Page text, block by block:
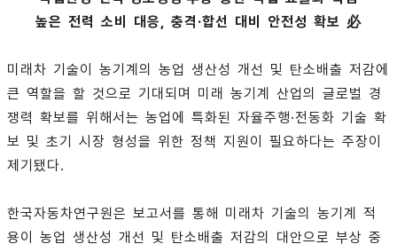
높은 전력 소비 대응, 충격·합선 대비 안전성 확보 必
미래차 기술이 농기계의 농업 생산성 개선 및 탄소배출 저감에
큰 역할을 할 것으로 기대되며 미래 농기계 산업의 글로벌 경
쟁력 확보를 위해서는 농업에 특화된 자율주행·전동화 기술 확
보 및 초기 시장 형성을 위한 정책 지원이 필요하다는 주장이
제기됐다.
한국자동차연구원은 보고서를 통해 미래차 기술의 농기계 적
용이 농업 생산성 개선 및 탄소배출 저감의 대안으로 부상 중